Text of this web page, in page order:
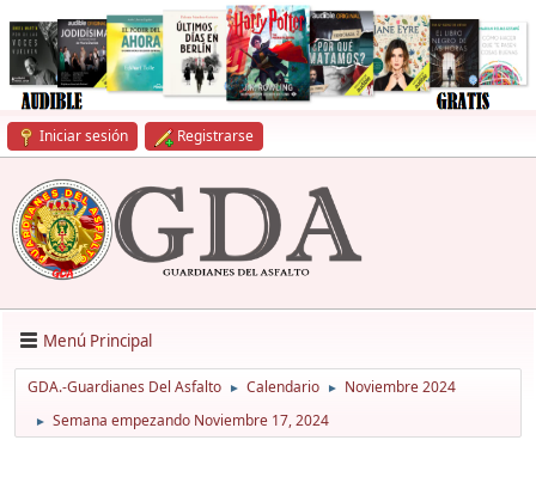
Iniciar sesión Registrarse
Menú Principal
GDA.-Guardianes Del Asfalto ► Calendario ► Noviembre 2024
► Semana empezando Noviembre 17, 2024